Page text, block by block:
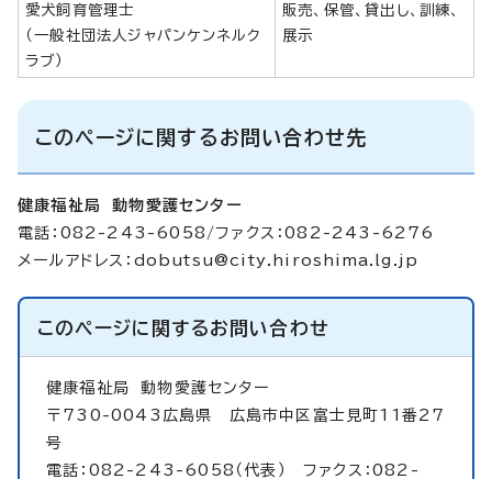
愛犬飼育管理士
（一般社団法人ジャパンケンネルク
ラブ）
販売、保管、貸出し、訓練、
展示
このページに関するお問い合わせ先
健康福祉局 動物愛護センター
電話：082-243-6058/ファクス：082-243-6276
メールアドレス： dobutsu@city.hiroshima.lg.jp
このページに関するお問い合わせ
健康福祉局動物愛護センター
〒730-0043広島県 広島市中区富士見町11番27
号
電話：082-243-6058（代表） ファクス：082-